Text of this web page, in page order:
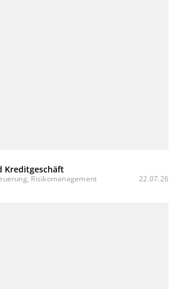
Kreditgeschäft
Risikomanagement 22.07.26